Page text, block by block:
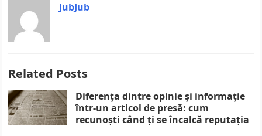
JubJub
Related Posts
Diferența dintre opinie și informație
într-un articol de presă: cum
recunoști când ți se încalcă reputația